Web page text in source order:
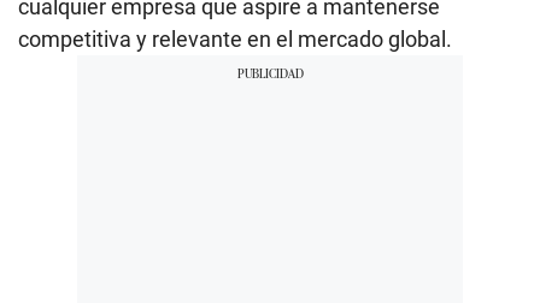
cualquier empresa que aspire a mantenerse
competitiva y relevante en el mercado global.